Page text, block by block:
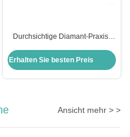
Durchsichtige Diamant-Praxis-
Kombination von Ausrüstung
Erhalten Sie besten Preis
Ansicht mehr > >